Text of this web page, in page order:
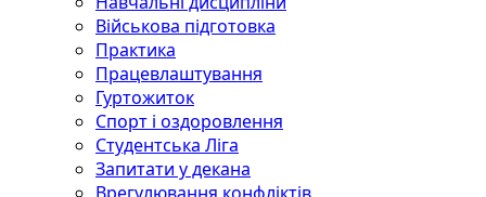
Військова підготовка
Практика
Працевлаштування
Гуртожиток
Спорт і оздоровлення
Студентська Ліга
Запитати у декана